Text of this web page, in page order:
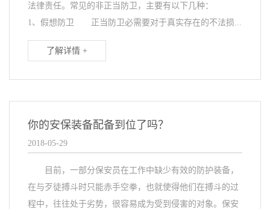
法律责任。常见的非正当防卫，主要有以下几种：
1、假想防卫 正当防卫必需要对于真实存在的不法损...
了解详情 +
你的安保装备配备到位了吗？
2018-05-29
目前，一部分保安员在工作中缺少有效的防护装备，
在与歹徒搏斗时只能赤手空拳，也就使得他们在搏斗的过
程中，往往处于劣势，很容易成为受到侵害的对象。保安